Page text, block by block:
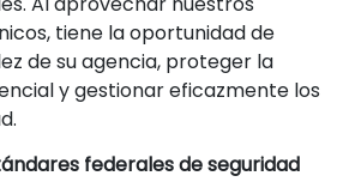
tiene la oportunidad de
de su agencia, proteger la
y gestionar eficazmente los
federales de seguridad